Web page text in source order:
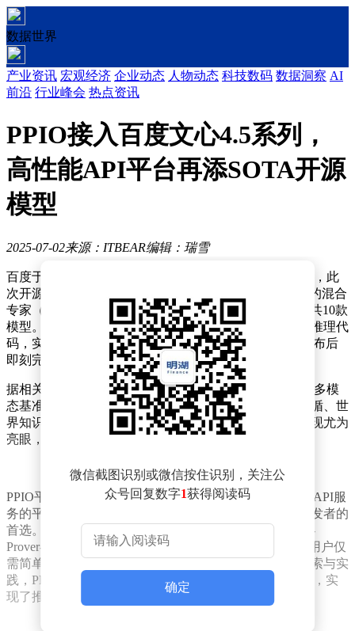
数据世界
产业资讯 宏观经济 企业动态 人物动态 科技数码 数据洞察 AI
前沿 行业峰会 热点资讯
PPIO接入百度文心4.5系列，
高性能API平台再添SOTA开源
模型
2025-07-02来源：ITBEAR编辑：瑞雪
百度于近日宣布，其文心大模型4.5系列正式向公众开源，此
次开源的模型阵容庞大，包括了拥有47B和3B激活参数的混合
专家（MoE）模型，以及参数量为0.3B的稠密型模型等共10款
模型。尤为百度不仅开放了预训练权重，还一并公开了推理代
码，实现了全面的开源。PPIO平台迅速响应，在消息发布后
即刻完成了对新模型的接入并成功上线。
据相关实验数据显示，文心大模型4.5系列在多项文本及多模
态基准测试中均展现出了卓越的性能，尤其是在指令遵循、世
界知识记忆、视觉理解以及多模态推理等任务上，其表现尤为
亮眼，达到了业界领先水平。
PPIO平台，作为一个专注于为企业及开发者提供高性能API服
务的平台，凭借其丰富的开源模型资源，已成为众多开发者的
首选。平台上已上线了包括DeepSeek R1/V3、DeepSeek-
Prover-V2-671B、MiniMax、Qwen等在内的多款模型，用户仅
需简单的一行代码即可轻松调用。通过2024年的不断探索与实
践，PPIO平台已成功将大模型推理成本降低了10倍以上，实
现了推理效率与资源使用的完美平衡。
微信截图识别或微信按住识别，关注公
众号回复数字1获得阅读码
确定